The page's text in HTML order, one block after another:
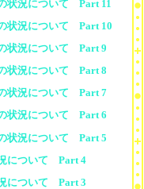
状況について Part 11
状況について Part 10
状況について Part 9
状況について Part 8
状況について Part 7
状況について Part 6
状況について Part 5
について Part 4
について Part 3